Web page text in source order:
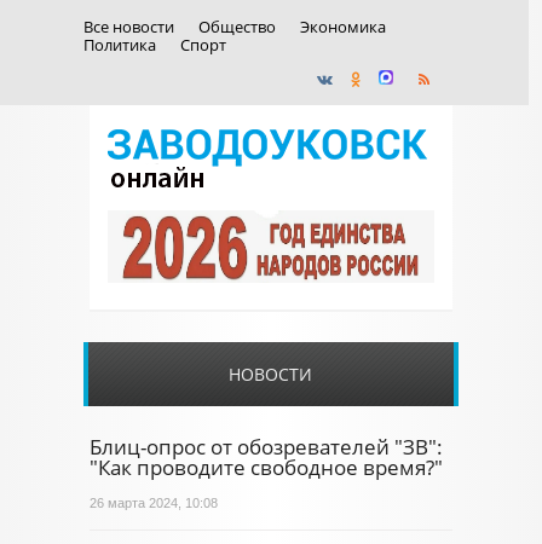
Все новости Общество
Экономика
Политика
Спорт
НОВОСТИ
Блиц-опрос от обозревателей "ЗВ":
"Как проводите свободное время?"
26 марта 2024, 10:08